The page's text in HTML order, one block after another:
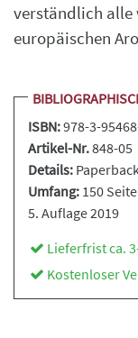
verständlich alle
europäischen
ISBN:978-3-
Artikel-Nr.848-05
Details:
Umfang: 150
5. Auflage 2019
Lieferfrist ca.
Kostenloser